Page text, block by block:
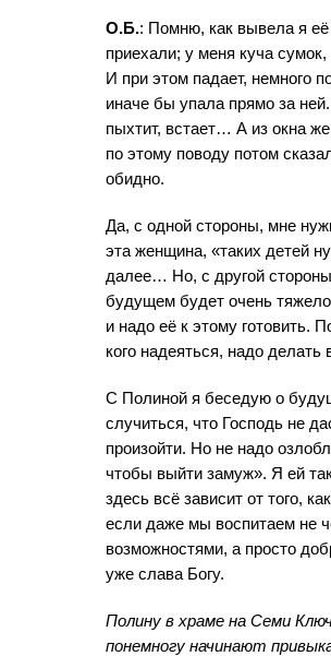
О.Б.: Помню, как вывела я
приехали; у меня куча
И при этом падает, немного
иначе бы упала прямо за
пыхтит, встает… А из окна
по этому поводу потом
обидно.
Да, с одной стороны, мне
эта женщина, «таких детей
далее… Но, с другой
будущем будет очень
и надо её к этому готовить.
кого надеяться, надо делать
С Полиной я беседую о
случиться, что Господь не
произойти. Но не надо
чтобы выйти замуж». Я ей
здесь всё зависит от того,
если даже мы воспитаем не
возможностями, а просто
уже слава Богу.
Полину в храме на Семи
понемногу начинают